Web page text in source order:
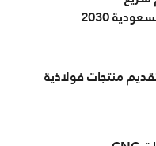
2030
منتجات فولاذية